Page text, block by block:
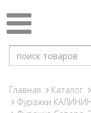
Главная Каталог
Фуражки